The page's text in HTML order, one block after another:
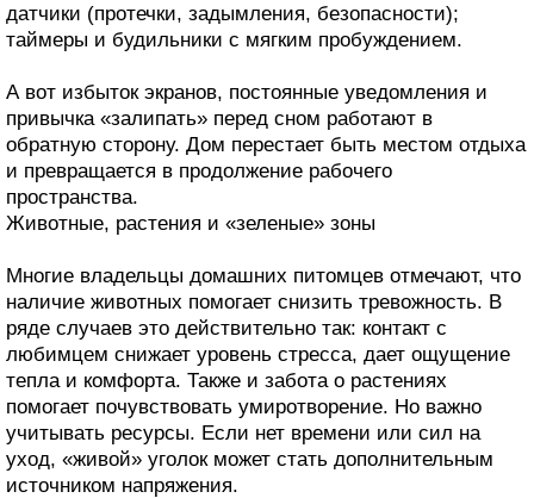
датчики (протечки, задымления, безопасности);
таймеры и будильники с мягким пробуждением.
А вот избыток экранов, постоянные уведомления и
привычка «залипать» перед сном работают в
обратную сторону. Дом перестает быть местом отдыха
и превращается в продолжение рабочего
пространства.
Животные, растения и «зеленые» зоны
Многие владельцы домашних питомцев отмечают, что
наличие животных помогает снизить тревожность. В
ряде случаев это действительно так: контакт с
любимцем снижает уровень стресса, дает ощущение
тепла и комфорта. Также и забота о растениях
помогает почувствовать умиротворение. Но важно
учитывать ресурсы. Если нет времени или сил на
уход, «живой» уголок может стать дополнительным
источником напряжения.